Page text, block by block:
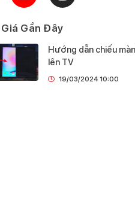
Gần Đây
19/03/2024 10:00
Hướng dẫn chiếu
lên TV